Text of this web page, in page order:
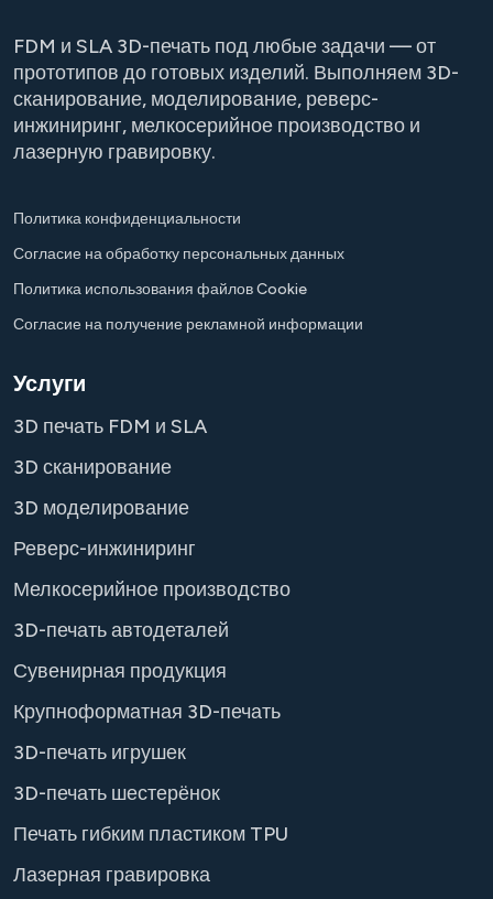
FDM и SLA 3D-печать под любые задачи — от
прототипов до готовых изделий. Выполняем 3D-
сканирование, моделирование, реверс-
инжиниринг, мелкосерийное производство и
лазерную гравировку.
Политика конфиденциальности
Согласие на обработку персональных данных
Политика использования файлов Cookie
Согласие на получение рекламной информации
Услуги
3D печать FDM и SLA
3D сканирование
3D моделирование
Реверс-инжиниринг
Мелкосерийное производство
3D-печать автодеталей
Сувенирная продукция
Крупноформатная 3D-печать
3D-печать игрушек
3D-печать шестерёнок
Печать гибким пластиком TPU
Лазерная гравировка